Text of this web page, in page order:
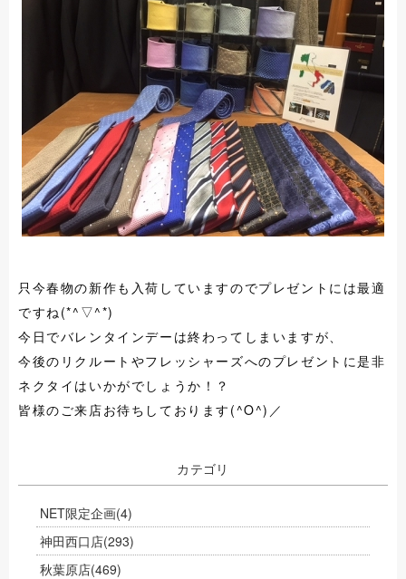
只今春物の新作も入荷していますのでプレゼントには最適
ですね(*^▽^*)
今日でバレンタインデーは終わってしまいますが、
今後のリクルートやフレッシャーズへのプレゼントに是非
ネクタイはいかがでしょうか！？
皆様のご来店お待ちしております(^O^)／
カテゴリ
NET限定企画(4)
神田西口店(293)
秋葉原店(469)